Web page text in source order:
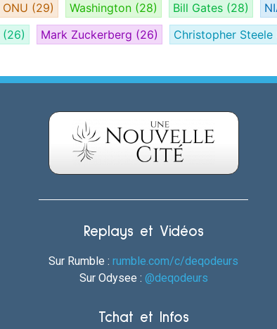
ONU (29) Washington (28) Bill Gates (28)
(26) Mark Zuckerberg (26) Christopher Steele
Replays et Vidéos
Sur Rumble :rumble.com/c/deqodeurs
Sur Odysee : @deqodeurs
Tchat et Infos